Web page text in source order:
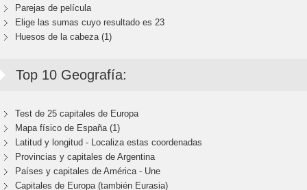
Parejas de película
Elige las sumas cuyo resultado es 23
Huesos de la cabeza (1)
Top 10 Geografía:
Test de 25 capitales de Europa
Mapa físico de España (1)
Latitud y longitud - Localiza estas coordenadas
Provincias y capitales de Argentina
Países y capitales de América - Une
Capitales de Europa (también Eurasia)